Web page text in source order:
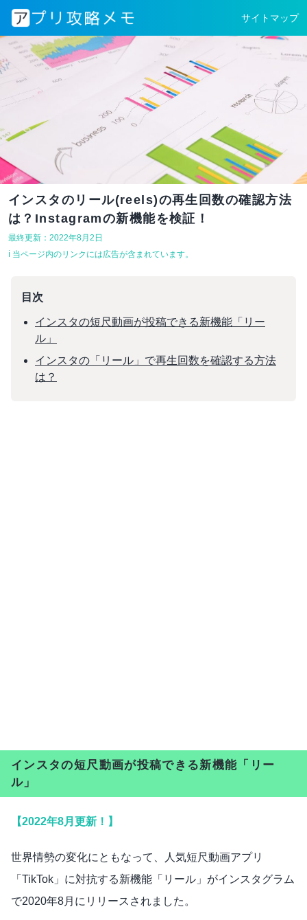
サイトマップ
インスタのリール(reels)の再生回数の確認方法
は？Instagramの新機能を検証！
最終更新：2022年8月2日
ℹ︎ 当ページ内のリンクには広告が含まれています。
目次
インスタの短尺動画が投稿できる新機能「リー
ル」
インスタの「リール」で再生回数を確認する方法
は？
インスタの短尺動画が投稿できる新機能「リー
ル」
【2022年8月更新！】
世界情勢の変化にともなって、人気短尺動画アプリ
「TikTok」に対抗する新機能「リール」がインスタグラム
で2020年8月にリリースされました。